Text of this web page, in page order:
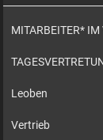
MITARBEITER*
Leoben
Vertrieb